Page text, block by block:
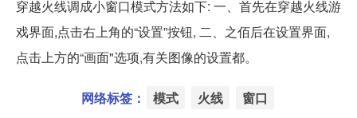
穿越火线调成小窗口模式方法如下: 一、首先在穿越火线游
戏界面,点击右上角的“设置”按钮, 二、之佰后在设置界面,
点击上方的“画面"选项,有关图像的设置都。
网络标签： 模式 火线 窗口